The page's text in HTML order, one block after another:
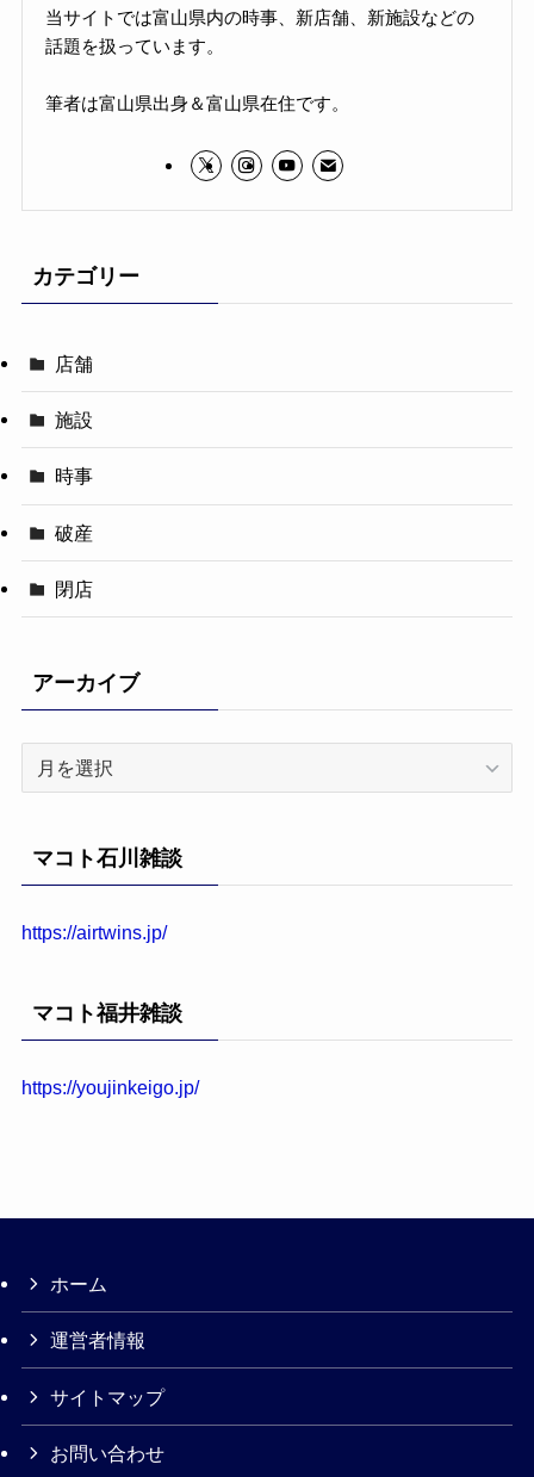
当サイトでは富山県内の時事、新店舗、新施設などの
話題を扱っています。
筆者は富山県出身＆富山県在住です。
カテゴリー
店舗
施設
時事
破産
閉店
アーカイブ
マコト石川雑談
https://airtwins.jp/
マコト福井雑談
https://youjinkeigo.jp/
ホーム
運営者情報
サイトマップ
お問い合わせ